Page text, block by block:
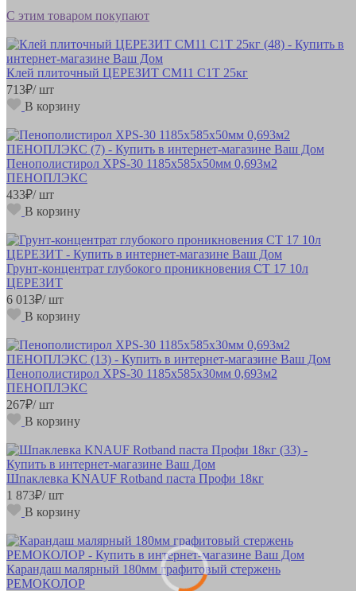
С этим товаром покупают
Клей плиточный ЦЕРЕЗИТ СМ11 С1Т 25кг
713₽/ шт
В корзину
Пенополистирол XPS-30 1185х585х50мм 0,693м2
ПЕНОПЛЭКС
433₽/ шт
В корзину
Грунт-концентрат глубокого проникновения CT 17 10л
ЦЕРЕЗИТ
6 013₽/ шт
В корзину
Пенополистирол XPS-30 1185х585х30мм 0,693м2
ПЕНОПЛЭКС
267₽/ шт
В корзину
Шпаклевка KNAUF Rotband паста Профи 18кг
1 873₽/ шт
В корзину
Карандаш малярный 180мм графитовый стержень
РЕМОКОЛОР